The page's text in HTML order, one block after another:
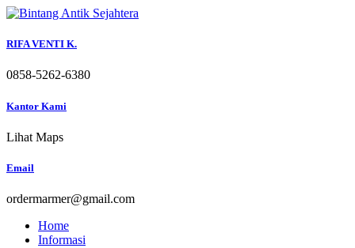
Skip
content
RIFA VENTI K.
0858-5262-6380
Kantor Kami
Lihat Maps
Email
ordermarmer@gmail.com
Home
Informasi